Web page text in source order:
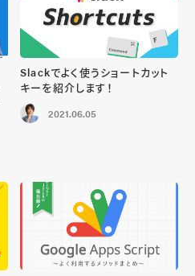
Slackでよく使うショートカット
キーを紹介します！
2021.06.05